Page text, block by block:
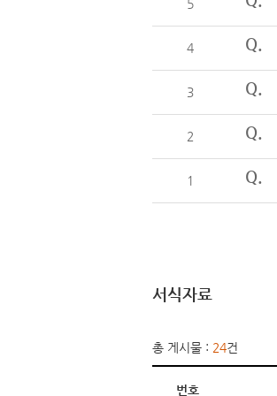
5
4 Q.
3 Q.
2 Q.
1 Q.
서식자료
총 게시물 : 24건
번호